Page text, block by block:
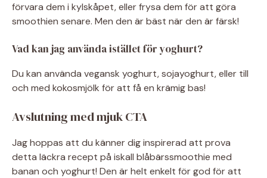
förvara dem i kylskåpet, eller frysa dem för att göra
smoothien senare. Men den är bäst när den är färsk!
Vad kan jag använda istället för yoghurt?
Du kan använda vegansk yoghurt, sojayoghurt, eller till
och med kokosmjölk för att få en krämig bas!
Avslutning med mjuk CTA
Jag hoppas att du känner dig inspirerad att prova
detta läckra recept på iskall blåbärssmoothie med
banan och yoghurt! Den är helt enkelt för god för att